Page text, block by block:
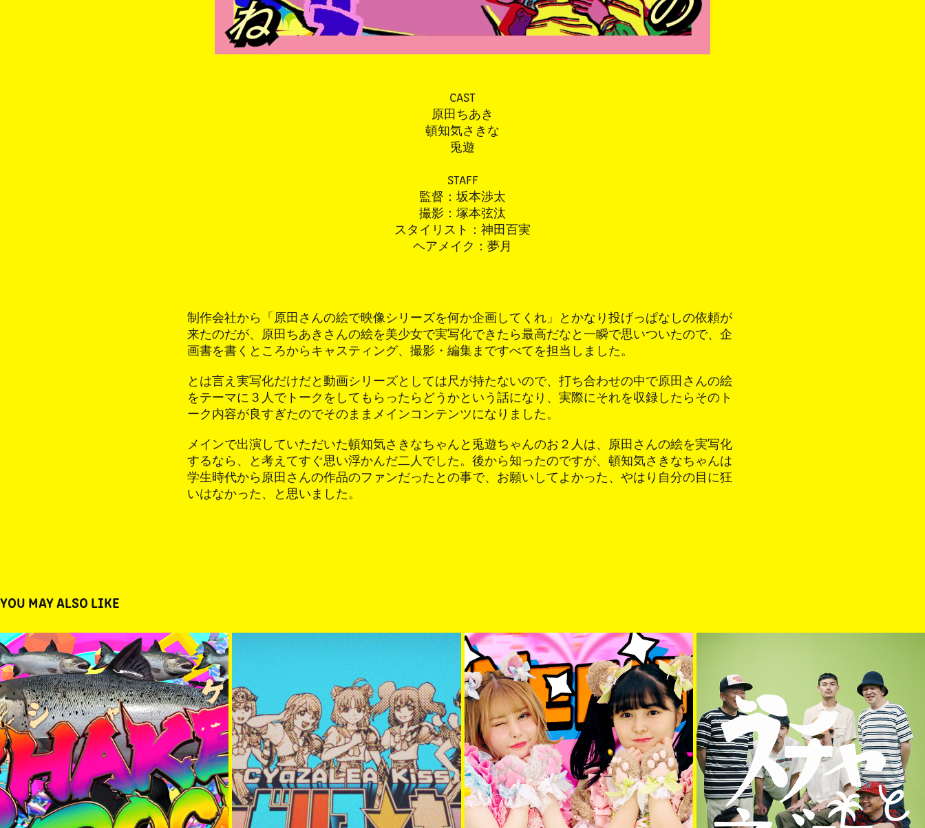
CAST
原田ちあき
頓知気さきな
兎遊
STAFF
監督：坂本渉太
撮影：塚本弦汰
スタイリスト：神田百実
ヘアメイク：夢月
制作会社から「原田さんの絵で映像シリーズを何か企画してくれ」とかなり投げっぱなしの依頼が
来たのだが、原田ちあきさんの絵を美少女で実写化できたら最高だなと一瞬で思いついたので、企
画書を書くところからキャスティング、撮影・編集まですべてを担当しました。
とは言え実写化だけだと動画シリーズとしては尺が持たないので、打ち合わせの中で原田さんの絵
をテーマに３人でトークをしてもらったらどうかという話になり、実際にそれを収録したらそのト
ーク内容が良すぎたのでそのままメインコンテンツになりました。
メインで出演していただいた頓知気さきなちゃんと兎遊ちゃんのお２人は、原田さんの絵を実写化
するなら、と考えてすぐ思い浮かんだ二人でした。後から知ったのですが、頓知気さきなちゃんは
学生時代から原田さんの作品のファンだったとの事で、お願いしてよかった、やはり自分の目に狂
いはなかった、と思いました。
YOU MAY ALSO LIKE
【ウマ娘 プリティーダービー】
「SHAKEROCK」MV
2024
【新番組】ラブライブ！サンシャイン!!新番
組特報映像
2020
FEMME FATALE「だいしきゅーだいしゅき」
MUSIC VIDEO
2022
スチャとネバヤン "ネバやんとスチャやん"
(OFFICIAL MUSIC VIDEO)
2021